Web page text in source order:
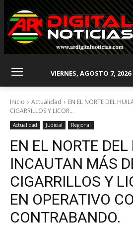
VIERNES, AGOSTO 7, 2026
Inicio Actualidad
EN EL NORTE DEL
CIGARRILLOS Y LICOR...
Actualidad Judicial Regional
EN EL NORTE
INCAUTAN MÁS
CIGARRILLOS Y
EN OPERATIVO
CONTRABANDO.